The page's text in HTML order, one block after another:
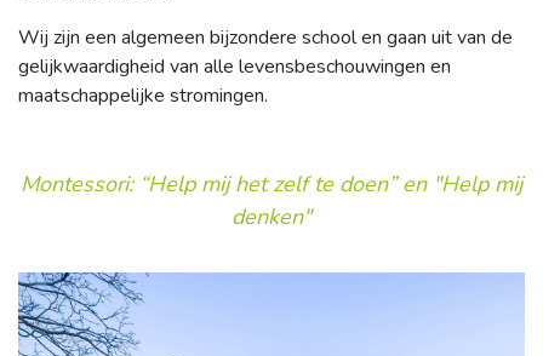
Wij zijn een algemeen bijzondere school en gaan uit van de
gelijkwaardigheid van alle levensbeschouwingen en
maatschappelijke stromingen.
Montessori: “Help mij het zelf te doen” en "Help mij
denken"